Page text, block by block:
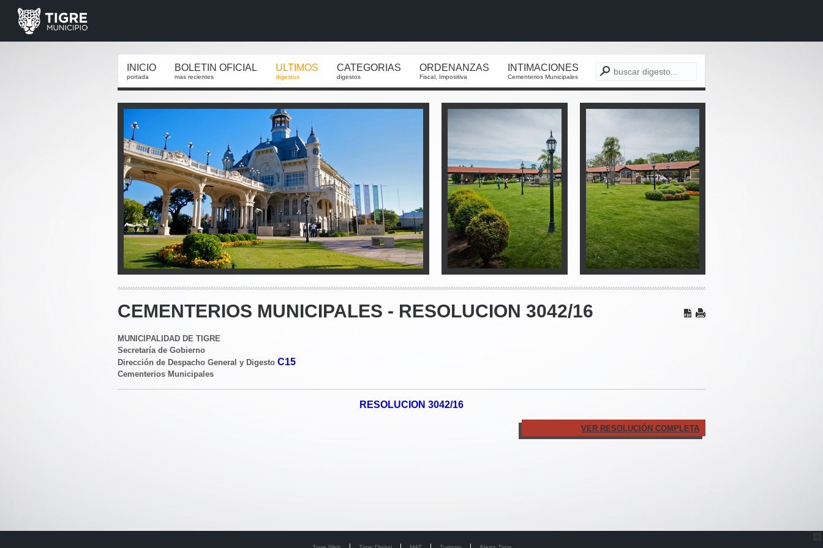
INICIO
portada
BOLETIN OFICIAL
mas recientes
ULTIMOS
digestos
CATEGORIAS
digestos
ORDENANZAS
Fiscal, Impositiva
INTIMACIONES
Cementerios Municipales
CEMENTERIOS MUNICIPALES - RESOLUCION 3042/16
MUNICIPALIDAD DE TIGRE
Secretaría de Gobierno
Dirección de Despacho General y Digesto C15
Cementerios Municipales
RESOLUCION 3042/16
VER RESOLUCIÓN COMPLETA